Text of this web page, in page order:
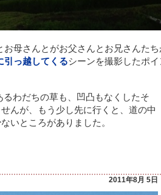
お母さんとがお父さんとお兄さんた
引っ越してくるシーンを撮影したポ
わだちの草も、凹凸もなくしたそ
んが、もう少し先に行くと、道の中
いところがありました。
2011年8月 5日